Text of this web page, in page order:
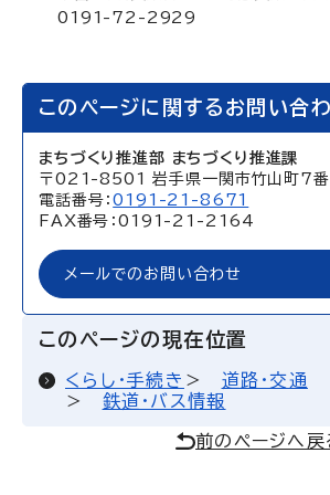
0191-72-2929
このページに関するお問い合
まちづくり推進部 まちづくり推進課
〒021-8501 岩手県一関市竹山町7
電話番号：0191-21-8671
FAX番号：0191-21-2164
メールでのお問い合わせ
このページの現在位置
くらし・手続き
道路・交通
鉄道・バス情報
前のページへ戻